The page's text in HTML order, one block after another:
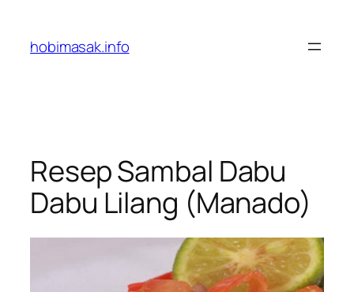
content
hobimasak.info
Resep Sambal Dabu
Dabu Lilang (Manado)